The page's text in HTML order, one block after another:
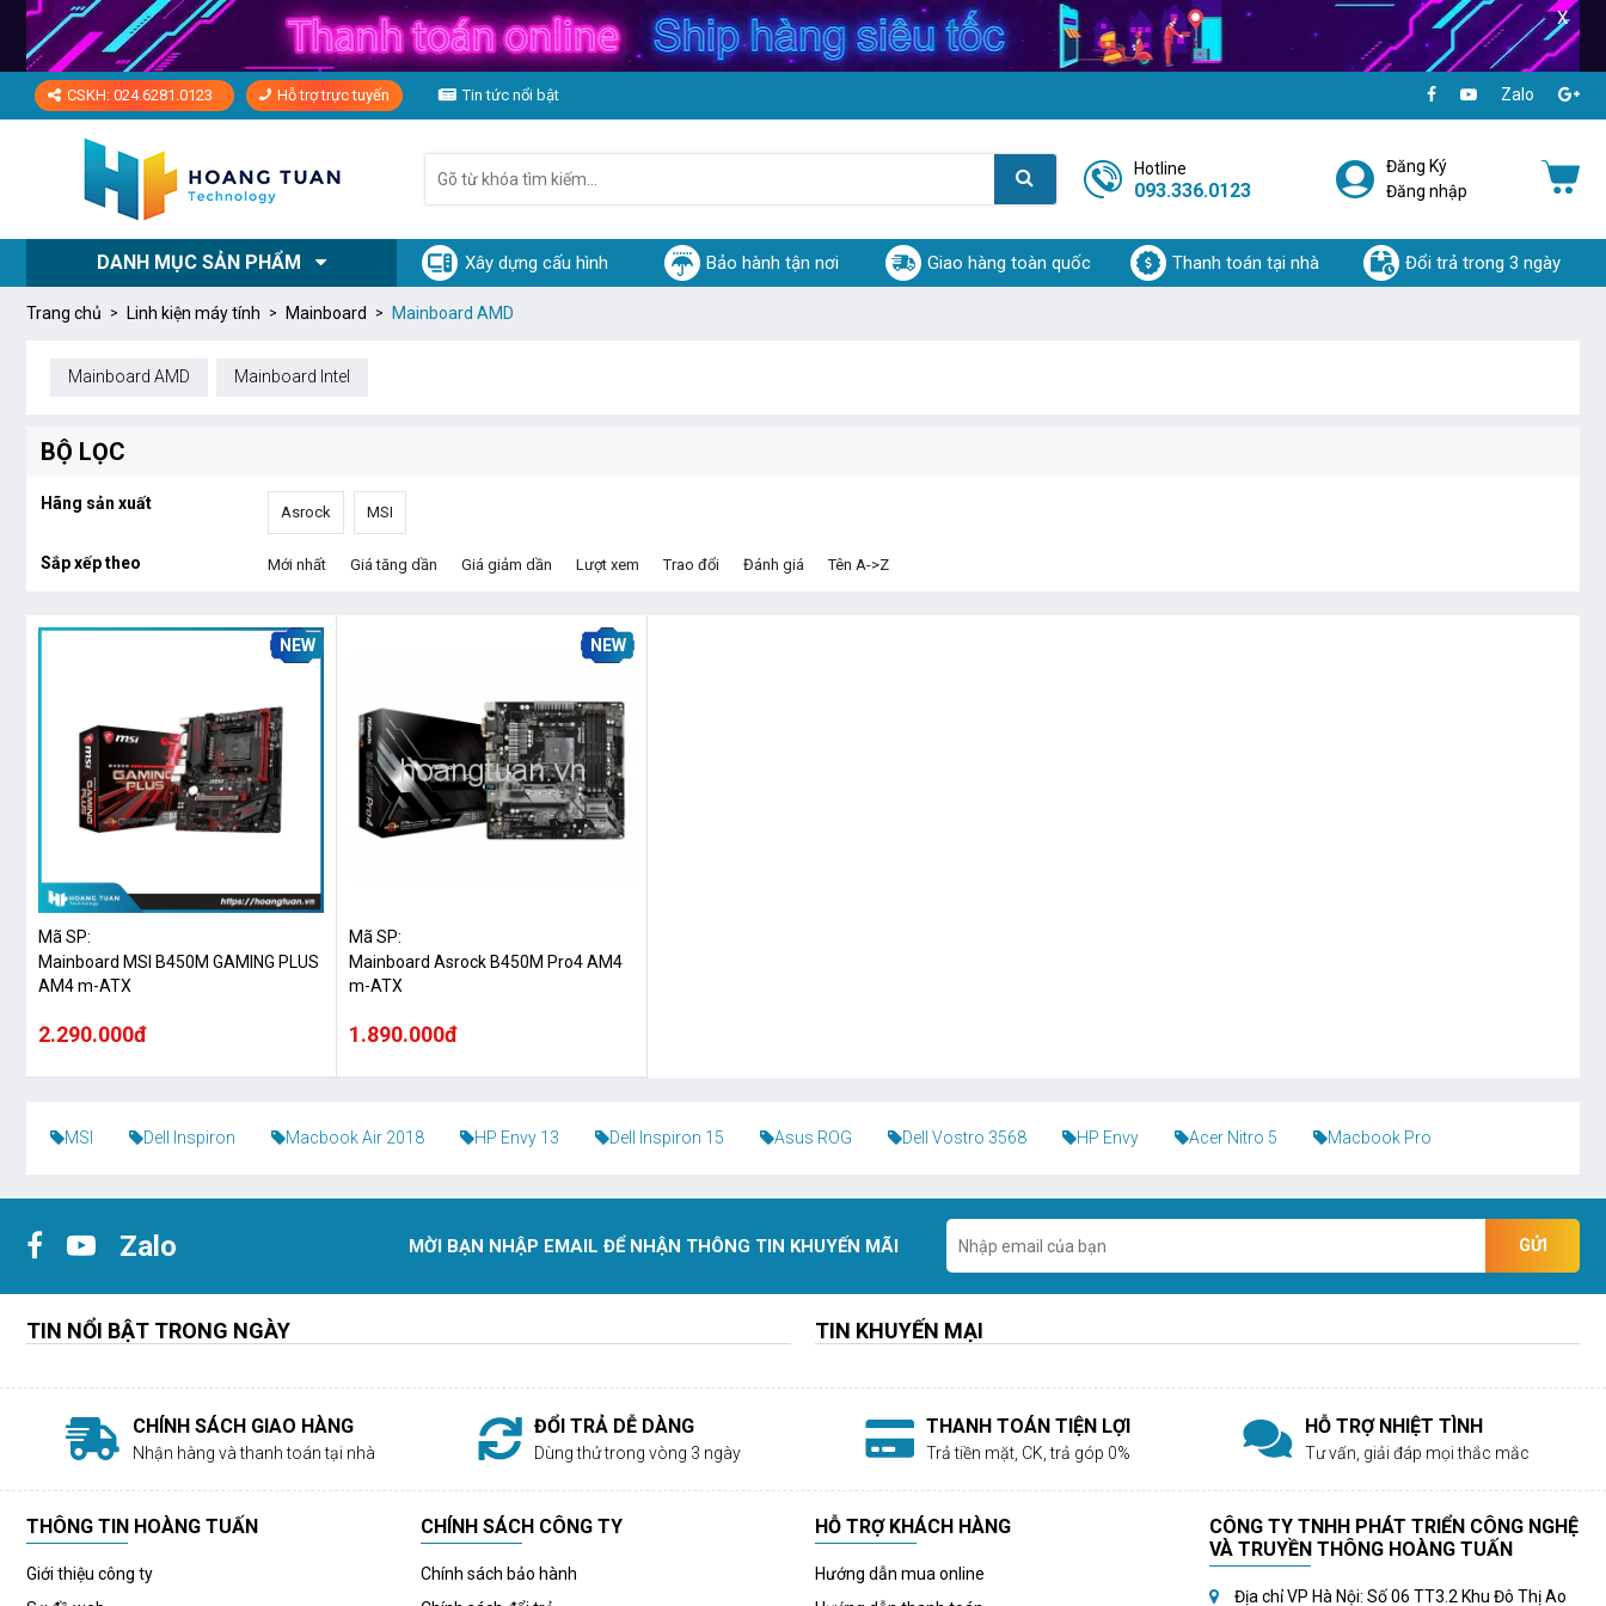
X
CSKH: 024.6281.0123 Hỗ trợ trực tuyến Tin tức nổi bật Zalo
Hotline
093.336.0123
Đăng Ký
Đăng nhập
DANH MỤC SẢN PHẨM Xây dựng cấu hình Bảo hành tận nơi Giao hàng toàn quốc Thanh toán tại nhà Đổi trả trong 3 ngày
Trang chủ Linh kiện máy tính Mainboard Mainboard AMD
Mainboard AMD Mainboard Intel
BỘ LỌC
Hãng sản xuất Asrock MSI
Sắp xếp theo Mới nhất Giá tăng dần Giá giảm dần Lượt xem Trao đổi Đánh giá Tên A->Z
NEW
Mã SP:
Mainboard MSI B450M GAMING PLUS
AM4 m-ATX
2.290.000đ
NEW
Mã SP:
Mainboard Asrock B450M Pro4 AM4
m-ATX
1.890.000đ
MSI Dell Inspiron Macbook Air 2018 HP Envy 13 Dell Inspiron 15 Asus ROG Dell Vostro 3568 HP Envy Acer Nitro 5 Macbook Pro
Zalo MỜI BẠN NHẬP EMAIL ĐỂ NHẬN THÔNG TIN KHUYẾN MÃI GỬI
TIN NỔI BẬT TRONG NGÀY TIN KHUYẾN MẠI
CHÍNH SÁCH GIAO HÀNG
Nhận hàng và thanh toán tại nhà
ĐỔI TRẢ DỄ DÀNG
Dùng thử trong vòng 3 ngày
THANH TOÁN TIỆN LỢI
Trả tiền mặt, CK, trả góp 0%
HỖ TRỢ NHIỆT TÌNH
Tư vấn, giải đáp mọi thắc mắc
THÔNG TIN HOÀNG TUẤN
Giới thiệu công ty
CHÍNH SÁCH CÔNG TY
Chính sách bảo hành
HỖ TRỢ KHÁCH HÀNG
Hướng dẫn mua online
CÔNG TY TNHH PHÁT TRIỂN CÔNG NGHỆ
VÀ TRUYỀN THÔNG HOÀNG TUẤN
Địa chỉ VP Hà Nội: Số 06 TT3.2 Khu Đô Thị Ao